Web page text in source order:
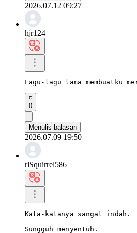
2026.07.12 09:27
hjr124
Lagu-lagu lama membuatku
0
Menulis balasan
2026.07.09 19:50
rlSquirrel586
Kata-katanya sangat indah.
Sungguh menyentuh.